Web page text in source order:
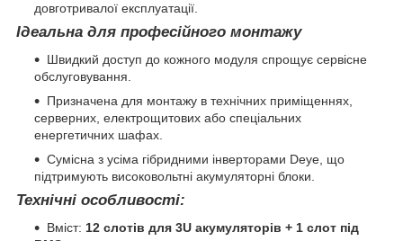
довготривалої експлуатації.
Ідеальна для професійного монтажу
Швидкий доступ до кожного модуля спрощує сервісне
обслуговування.
Призначена для монтажу в технічних приміщеннях,
серверних, електрощитових або спеціальних
енергетичних шафах.
Сумісна з усіма гібридними інверторами Deye, що
підтримують високовольтні акумуляторні блоки.
Технічні особливості:
Вміст: 12 слотів для 3U акумуляторів + 1 слот під